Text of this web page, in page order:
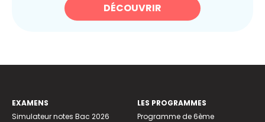
DÉCOUVRIR
EXAMENS
Simulateur notes Bac 2026
LES PROGRAMMES
Programme de 6ème